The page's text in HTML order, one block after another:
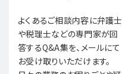
よくあるご相談内容に弁護士
や税理士などの専門家が回
答するQ&A集を、メールにて
お受け取りいただけます。